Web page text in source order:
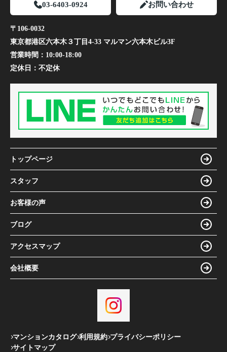
03-6403-0924 お問い合わせ
〒106-0032
東京都港区六本木３丁目4-33 マルマン六本木ビル3F
営業時間： 10:00-18:00
定休日： 不定休
トップページ
スタッフ
お客様の声
ブログ
アクセスマップ
会社概要
マンションカタログ 利用規約 プライバシーポリシー
サイトマップ